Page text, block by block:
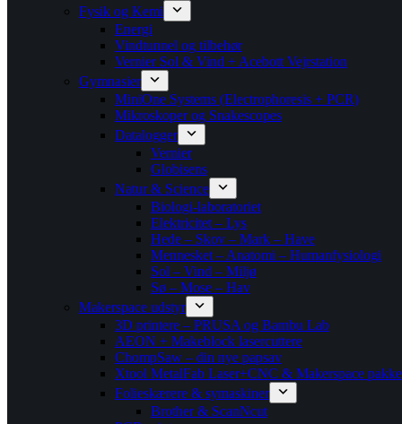
Fysik og Kemi
Energi
Vindtunnel og tilbehør
Vernier Sol & Vind + Acebott Vejrstation
Gymnasier
MiniOne Systems (Electrophoresis + PCR)
Mikroskoper og Snakescopes
Datalogger
Vernier
Globisens
Natur & Science
Biologi-laboratoriet
Elektricitet – Lys
Hede – Skov – Mark – Have
Mennesket – Anatomi – Humanfysiologi
Sol – Vind – Miljø
Sø – Mose – Hav
Makerspace udstyr
3D printere – PRUSA og Bambu Lab
AEON + Makeblock lasercuttere
ChompSaw – din nye papsav
Xtool MetalFab Laser+CNC & Makerspace
Folieskærere & symaskiner
Brother & ScanNcut